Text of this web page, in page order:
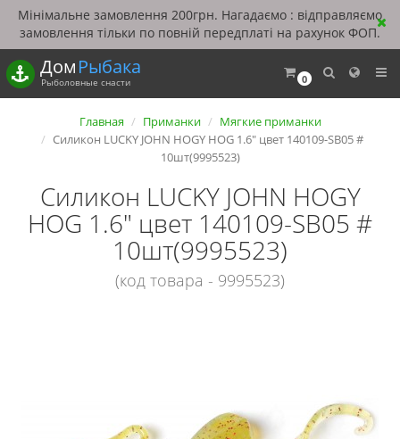
Мінімальне замовлення 200грн. Нагадаємо : відправляємо
замовлення тільки по повній передплаті на рахунок ФОП.
0
ДомРыбака
Рыболовные снасти
Главная Приманки
Мягкие приманки
Силикон LUCKY JOHN HOGY HOG 1.6" цвет 140109-SB05 #
10шт(9995523)
Силикон LUCKY JOHN HOGY
HOG 1.6" цвет 140109-SB05 #
10шт(9995523)
(код товара - 9995523)